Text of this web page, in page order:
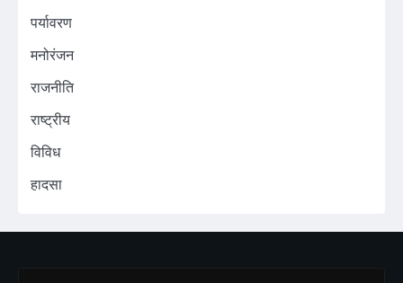
पर्यावरण
मनोरंजन
राजनीति
राष्ट्रीय
विविध
हादसा